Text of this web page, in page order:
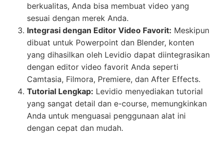
berkualitas, Anda bisa membuat video yang
sesuai dengan merek Anda.
Integrasi dengan Editor Video Favorit: Meskipun
dibuat untuk Powerpoint dan Blender, konten
yang dihasilkan oleh Levidio dapat diintegrasikan
dengan editor video favorit Anda seperti
Camtasia, Filmora, Premiere, dan After Effects.
Tutorial Lengkap: Levidio menyediakan tutorial
yang sangat detail dan e-course, memungkinkan
Anda untuk menguasai penggunaan alat ini
dengan cepat dan mudah.